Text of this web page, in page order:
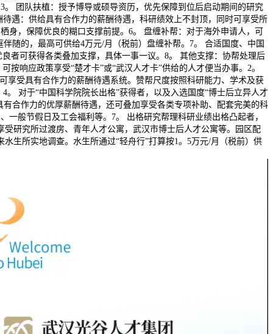
团队扶植：授予博导或硕导资历，优先保障到位后启动期间的研究
遇：供给具有合作力的薪酬待遇，科研绩效上不封顶，同时可享受所
，保障优良的糊口支撑前提。6。 盘缠补帮：对于海外申请人，可
随的，最高可供给4万元/月（税前）盘缠补帮。7。 合适国度、中国
者可获得各类叠加支撑，具体一事一议。8。 其他支撑：协帮处理后
响应政策享受“楚才卡”或“武汉人才卡”供给的人才便当办事。2。
享受具有合作力的薪酬待遇系统。赞帮尺度按照科研能力、学术及获
对于“中国科学院院长出格”获得者，以及入选国度“博士后立异人才
合作力的优厚薪酬待遇，还可叠加享受各类专项补助、配套完美的科
般节假日及工会福利等。7。 出格研究帮理科研业绩出格凸起者，
研究所过渡房、青年人才公寓，武汉市博士后人才公寓等。园区配
生所实地调查。水生所通过“轻舟行”打算按1。5万元/月（税前）供